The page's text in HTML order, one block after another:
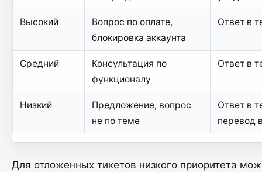
Высокий
Вопрос по оплате,
блокировка аккаунта
Ответ в
Средний
Консультация по
функционалу
Ответ в
Низкий
Предложение, вопрос
не по теме
Ответ в
перевод
Для отложенных тикетов низкого приоритета